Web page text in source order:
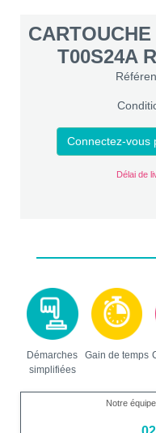
T00S24A
Connectez-vous
Délai de
Démarches
simplifiées
Gain de temps
Notre